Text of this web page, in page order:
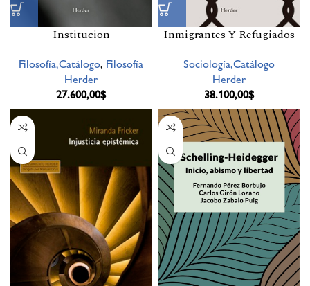
Institucion
Filosofía,Catálogo, Filosofía
Herder
27.600,00$
Inmigrantes Y Refugiados
Sociología,Catálogo
Herder
38.100,00$